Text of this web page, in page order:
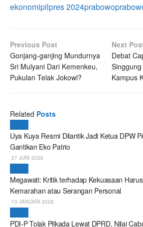
ekonomipilpres 2024prabowo
Previous Post
Gonjang-ganjing Mundurnya
Sri Mulyani Dari Kemenkeu,
Pukulan Telak Jokowi?
Next
Debat
Kampus
Related Posts
Uya Kuya Resmi Dilantik Jadi Ketua DPW
Gantikan Eko Patrio
27 JUNI 2026
Megawati: Kritik terhadap Kekuasaan
Kemarahan atau Serangan Personal
13 JANUARI 2026
PDI-P Tolak Pilkada Lewat DPRD, Nilai